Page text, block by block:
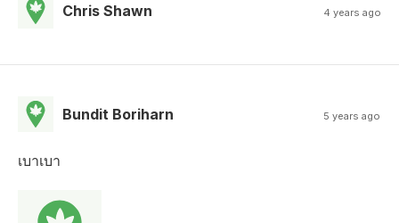
Chris Shawn 4 years ago
Bundit Boriharn 5 years ago
เบาเบา